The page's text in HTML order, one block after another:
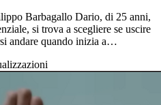
Barbagallo Dario, di 25 anni,
si trova a scegliere se uscire
andare quando inizia a…